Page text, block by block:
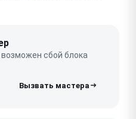
сбой блока